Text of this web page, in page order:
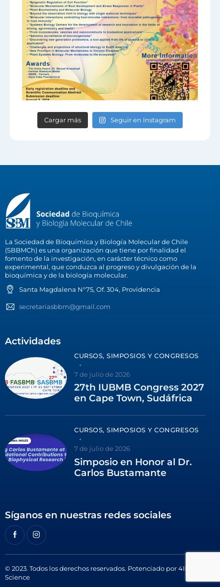
Cargar más Seguir en Instagram
La Sociedad de Bioquímica y Biología Molecular de Chile
(SBBMCh) es una organización que tiene por finalidad el
fomento de la investigación, en carácter técnico como
experimental, que conduzca al progreso y divulgación de la
bioquímica y de la biología molecular.
Santa Magdalena N°75, Of. 304, Providencia
secretariasbbm@gmail.com
Actividades
CURSOS, SIMPOSIOS Y CONGRESOS
7 de julio de 2026
27th IUBMB Congress 2027
en Cape Town, Sudáfrica
CURSOS, SIMPOSIOS Y CONGRESOS
7 de julio de 2026
Simposio en Honor al Dr.
Carlos Bustamante
Síganos en nuestras redes sociales
© 2023. Todos los derechos reservados. Potenciado por4ID
Science